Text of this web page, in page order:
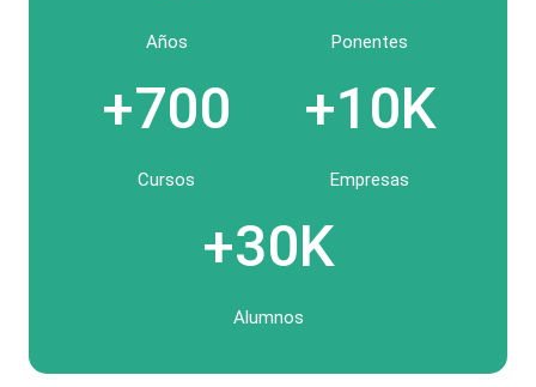
Años Ponentes
+700
Cursos
+10K
Empresas
+30K
Alumnos